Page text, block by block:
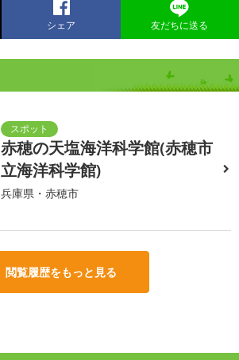
シェア 友だちに送る
赤穂の天塩海洋科学館(赤穂市
立海洋科学館)
兵庫県・赤穂市
閲覧履歴をもっと見る